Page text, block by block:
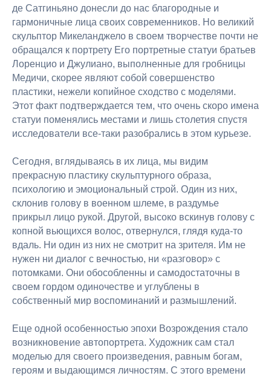
де Сатгиньяно донесли до нас благородные и
гармоничные лица своих современников. Но великий
скульптор Микеланджело в своем творчестве почти не
обращался к портрету Его портретные статуи братьев
Лоренцио и Джулиано, выполненные для гробницы
Медичи, скорее являют собой совершенство
пластики, нежели копийное сходство с моделями.
Этот факт подтверждается тем, что очень скоро имена
статуи поменялись местами и лишь столетия спустя
исследователи все-таки разобрались в этом курьезе.
Сегодня, вглядываясь в их лица, мы видим
прекрасную пластику скульптурного образа,
психологию и эмоциональный строй. Один из них,
склонив голову в военном шлеме, в раздумье
прикрыл лицо рукой. Другой, высоко вскинув голову с
копной вьющихся волос, отвернулся, глядя куда-то
вдаль. Ни один из них не смотрит на зрителя. Им не
нужен ни диалог с вечностью, ни «разговор» с
потомками. Они обособленны и самодостаточны в
своем гордом одиночестве и углублены в
собственный мир воспоминаний и размышлений.
Еще одной особенностью эпохи Возрождения стало
возникновение автопортрета. Художник сам стал
моделью для своего произведения, равным богам,
героям и выдающимся личностям. С этого времени